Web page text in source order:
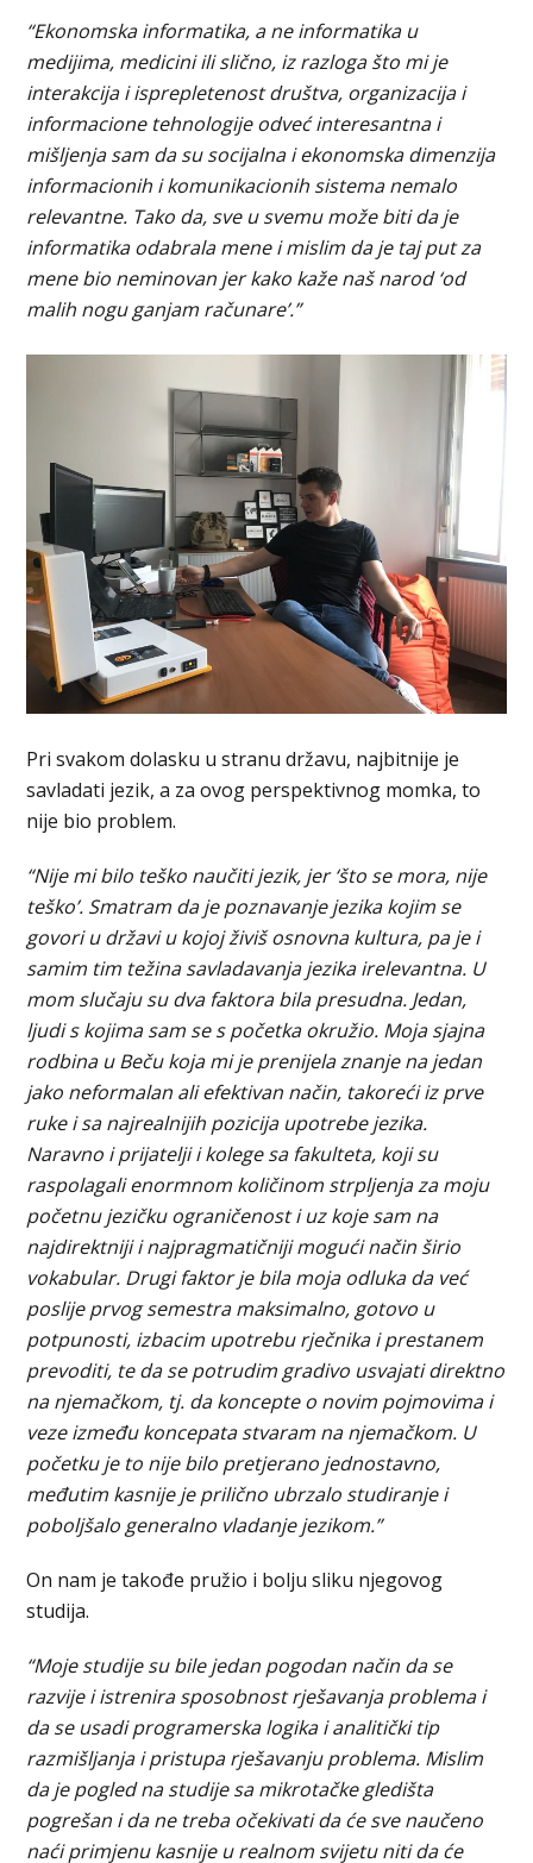
“Ekonomska informatika, a ne informatika u
medijima, medicini ili slično, iz razloga što mi je
interakcija i isprepletenost društva, organizacija i
informacione tehnologije odveć interesantna i
mišljenja sam da su socijalna i ekonomska dimenzija
informacionih i komunikacionih sistema nemalo
relevantne. Tako da, sve u svemu može biti da je
informatika odabrala mene i mislim da je taj put za
mene bio neminovan jer kako kaže naš narod ‘od
malih nogu ganjam računare’.”
Pri svakom dolasku u stranu državu, najbitnije je
savladati jezik, a za ovog perspektivnog momka, to
nije bio problem.
“Nije mi bilo teško naučiti jezik, jer ‘što se mora, nije
teško’. Smatram da je poznavanje jezika kojim se
govori u državi u kojoj živiš osnovna kultura, pa je i
samim tim težina savladavanja jezika irelevantna. U
mom slučaju su dva faktora bila presudna. Jedan,
ljudi s kojima sam se s početka okružio. Moja sjajna
rodbina u Beču koja mi je prenijela znanje na jedan
jako neformalan ali efektivan način, takoreći iz prve
ruke i sa najrealnijih pozicija upotrebe jezika.
Naravno i prijatelji i kolege sa fakulteta, koji su
raspolagali enormnom količinom strpljenja za moju
početnu jezičku ograničenost i uz koje sam na
najdirektniji i najpragmatičniji mogući način širio
vokabular. Drugi faktor je bila moja odluka da već
poslije prvog semestra maksimalno, gotovo u
potpunosti, izbacim upotrebu rječnika i prestanem
prevoditi, te da se potrudim gradivo usvajati direktno
na njemačkom, tj. da koncepte o novim pojmovima i
veze između koncepata stvaram na njemačkom. U
početku je to nije bilo pretjerano jednostavno,
međutim kasnije je prilično ubrzalo studiranje i
poboljšalo generalno vladanje jezikom.”
On nam je takođe pružio i bolju sliku njegovog
studija.
“Moje studije su bile jedan pogodan način da se
razvije i istrenira sposobnost rješavanja problema i
da se usadi programerska logika i analitički tip
razmišljanja i pristupa rješavanju problema. Mislim
da je pogled na studije sa mikrotačke gledišta
pogrešan i da ne treba očekivati da će sve naučeno
naći primjenu kasnije u realnom svijetu niti da će